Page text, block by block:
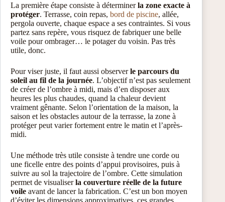
La première étape consiste à déterminerla zone exacte à
protéger. Terrasse, coin repas, bord de piscine, allée,
pergola ouverte, chaque espace a ses contraintes. Si vous
partez sans repère, vous risquez de fabriquer une belle
voile pour ombrager… le potager du voisin. Pas très
utile, donc.
Pour viser juste, il faut aussi observerle parcours du
soleil au fil de la journée. L’objectif n’est pas seulement
de créer de l’ombre à midi, mais d’en disposer aux
heures les plus chaudes, quand la chaleur devient
vraiment gênante. Selon l’orientation de la maison, la
saison et les obstacles autour de la terrasse, la zone à
protéger peut varier fortement entre le matin et l’après-
midi.
Une méthode très utile consiste à tendre une corde ou
une ficelle entre des points d’appui provisoires, puis à
suivre au sol la trajectoire de l’ombre. Cette simulation
permet de visualiserla couverture réelle de la future
voile avant de lancer la fabrication. C’est un bon moyen
d’éviter les dimensions approximatives, ces grandes